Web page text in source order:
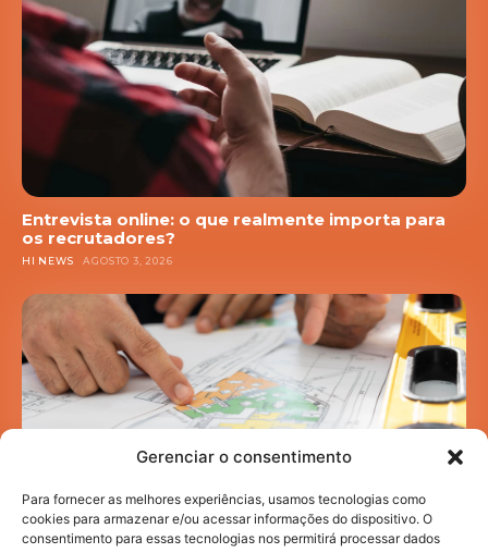
Gerenciar o consentimento
Para fornecer as melhores experiências, usamos tecnologias como
cookies para armazenar e/ou acessar informações do dispositivo. O
consentimento para essas tecnologias nos permitirá processar dados
Entrevista online: o que realmente importa para
os recrutadores?
HI NEWS AGOSTO 3, 2026